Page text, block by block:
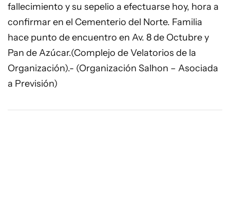
fallecimiento y su sepelio a efectuarse hoy, hora a
confirmar en el Cementerio del Norte. Familia
hace punto de encuentro en Av. 8 de Octubre y
Pan de Azúcar.(Complejo de Velatorios de la
Organización).- (Organización Salhon – Asociada
a Previsión)